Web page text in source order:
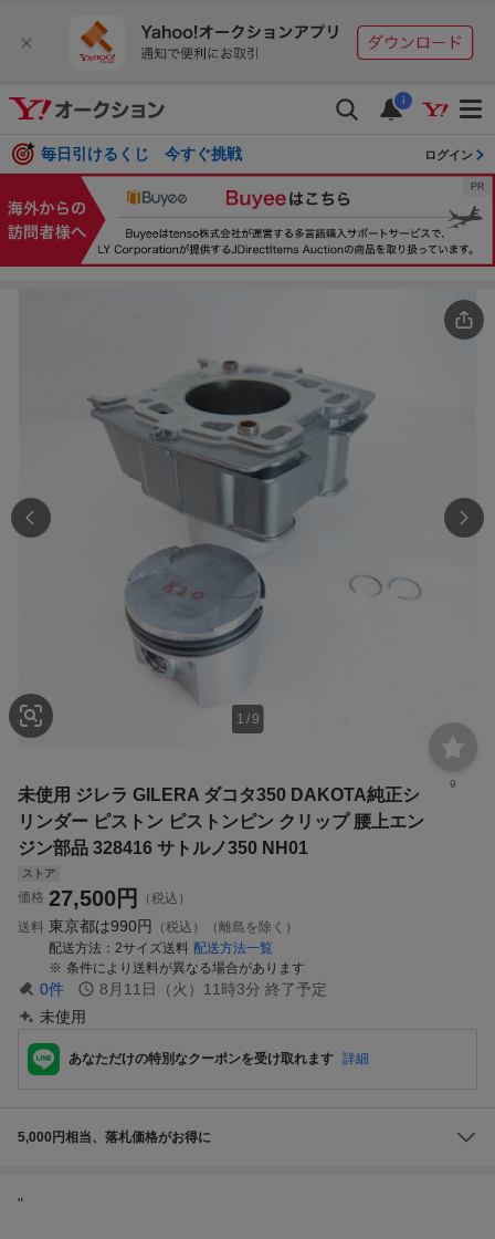
i
毎日引けるくじ 今すぐ挑戦 ログイン
1 /9
9
未使用 ジレラ GILERA ダコタ350 DAKOTA純正シ
リンダー ピストン ピストンピン クリップ 腰上エン
ジン部品 328416 サトルノ350 NH01
ストア
価格 27,500円
（税込）
送料 東京都は990円
（税込）（離島を除く）
配送方法
2サイズ送料 配送方法一覧
条件により送料が異なる場合があります
0件 8月11日（火）11時3分 終了予定
未使用
あなただけの特別なクーポンを受け取れます 詳細
5,000円相当、落札価格がお得に
"